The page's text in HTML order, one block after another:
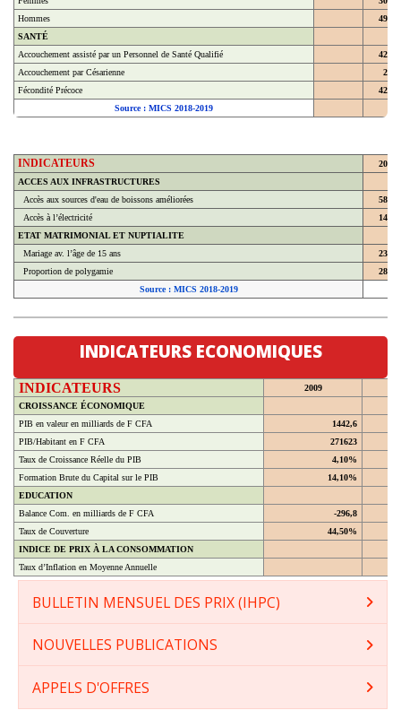
Hommes
SANTÉ
Accouchement assisté par un Personnel de Santé Qualifié
Accouchement par Césarienne
Fécondité Précoce
Source : MICS 2018-2019
INDICATEURS
2018
ACCES AUX INFRASTRUCTURES
Accès aux sources d'eau de boissons améliorées
Accès à l’électricité
ETAT MATRIMONIAL ET NUPTIALITE
Mariage av. l’âge de 15 ans
Proportion de polygamie
Source : MICS 2018-2019
INDICATEURS ECONOMIQUES
INDICATEURS
2009
CROISSANCE ÉCONOMIQUE
PIB en valeur en milliards de F CFA
1442,6
PIB/Habitant en F CFA
271623
Taux de Croissance Réelle du PIB
4,10%
Formation Brute du Capital sur le PIB
14,10%
EDUCATION
Balance Com. en milliards de F CFA
-296,8
Taux de Couverture
44,50%
INDICE DE PRIX À LA CONSOMMATION
Taux d’Inflation en Moyenne Annuelle